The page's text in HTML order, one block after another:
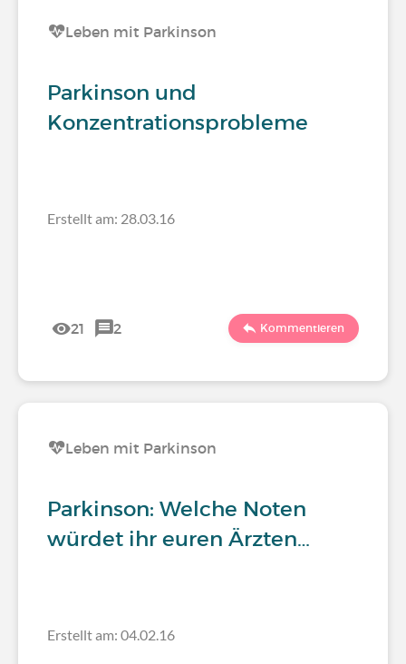
Leben mit Parkinson
Parkinson und
Konzentrationsprobleme
Erstellt am: 28.03.16
21 2 Kommentieren
Leben mit Parkinson
Parkinson: Welche Noten
würdet ihr euren Ärzten…
Erstellt am: 04.02.16